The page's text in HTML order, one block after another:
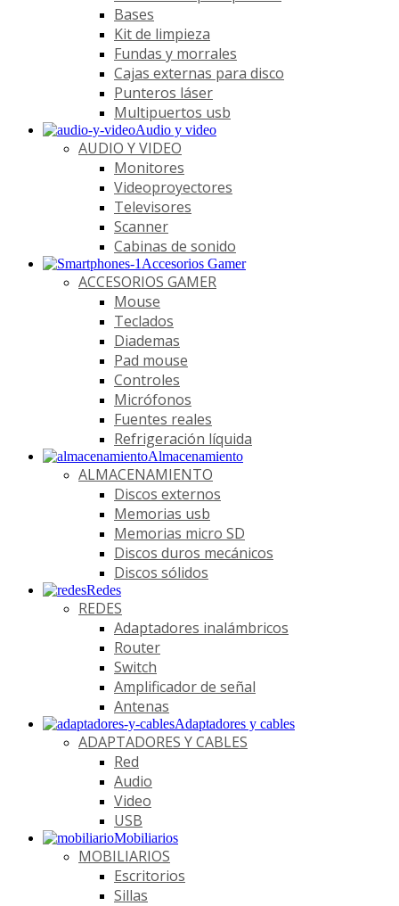
Bases
Kit de limpieza
Fundas y morrales
Cajas externas para disco
Punteros láser
Multipuertos usb
Audio y video
AUDIO Y VIDEO
Monitores
Videoproyectores
Televisores
Scanner
Cabinas de sonido
Accesorios Gamer
ACCESORIOS GAMER
Mouse
Teclados
Diademas
Pad mouse
Controles
Micrófonos
Fuentes reales
Refrigeración líquida
Almacenamiento
ALMACENAMIENTO
Discos externos
Memorias usb
Memorias micro SD
Discos duros mecánicos
Discos sólidos
Redes
REDES
Adaptadores inalámbricos
Router
Switch
Amplificador de señal
Antenas
Adaptadores y cables
ADAPTADORES Y CABLES
Red
Audio
Video
USB
Mobiliarios
MOBILIARIOS
Escritorios
Sillas